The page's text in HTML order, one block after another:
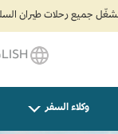
وكلاء السفر